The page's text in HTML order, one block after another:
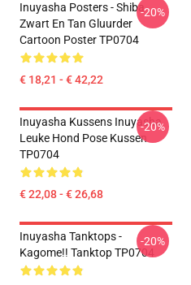
Inuyasha Posters - Shiba
Zwart En Tan Gluurder
Cartoon Poster TP0704
€ 18,21 - € 42,22
-20%
Inuyasha Kussens Inuyasha
Leuke Hond Pose Kussen
TP0704
€ 22,08 - € 26,68
-20%
Inuyasha Tanktops -
Kagome!! Tanktop TP0704
-20%